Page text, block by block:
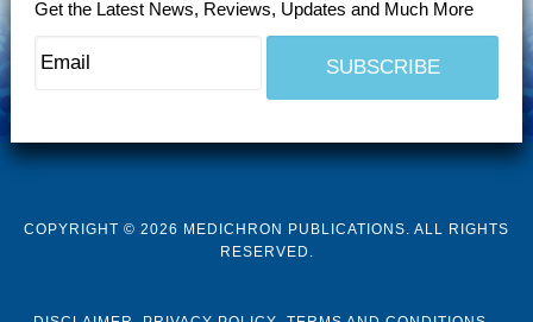
Get the Latest News, Reviews, Updates and Much More
COPYRIGHT © 2026 MEDICHRON PUBLICATIONS. ALL RIGHTS
RESERVED.